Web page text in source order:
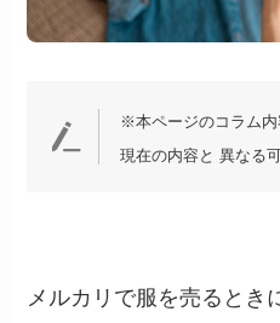
※本ページのコラム内
現在の内容と 異なる
メルカリで服を売るとき